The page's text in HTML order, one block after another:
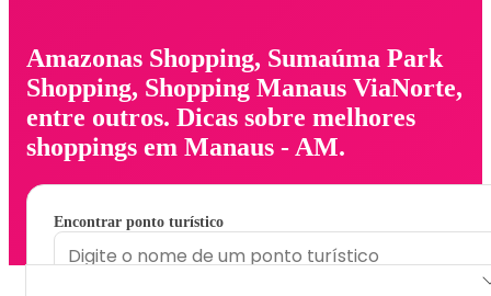
Amazonas Shopping, Sumaúma Park
Shopping, Shopping Manaus ViaNorte,
entre outros. Dicas sobre melhores
shoppings em Manaus - AM.
Encontrar ponto turístico